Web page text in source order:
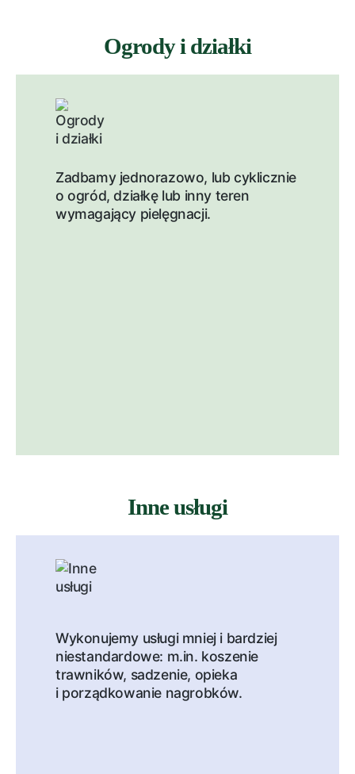
Ogrody i działki
Zadbamy jednorazowo, lub cyklicznie
o ogród, działkę lub inny teren
wymagający pielęgnacji.
Inne usługi
Wykonujemy usługi mniej i bardziej
niestandardowe: m.in. koszenie
trawników, sadzenie, opieka
i porządkowanie nagrobków.